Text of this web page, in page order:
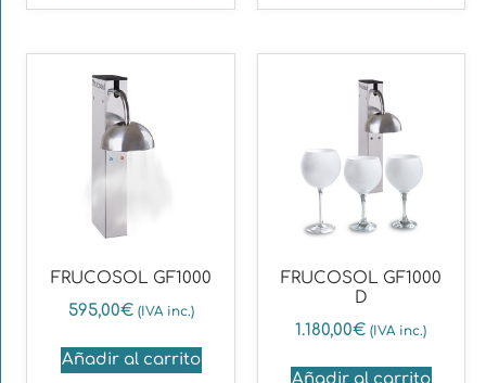
FRUCOSOL GF1000
595,00€ (IVA inc.)
Añadir al carrito
FRUCOSOL GF1000
D
1.180,00€ (IVA inc.)